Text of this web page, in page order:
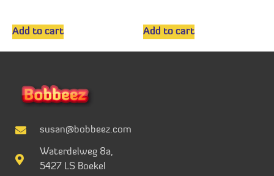
Add to cart Add to cart
susan@bobbeez.com
Waterdelweg 8a,
5427 LS Boekel